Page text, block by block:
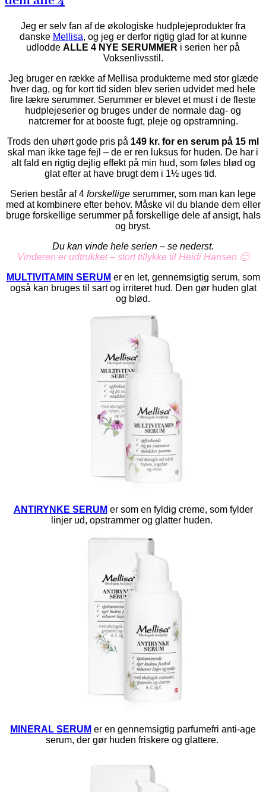
Jeg er selv fan af de økologiske hudplejeprodukter fra
danske Mellisa, og jeg er derfor rigtig glad for at kunne
udlodde ALLE 4 NYE SERUMMER i serien her på
Voksenlivsstil.
Jeg bruger en række af Mellisa produkterne med stor glæde
hver dag, og for kort tid siden blev serien udvidet med hele
fire lækre serummer. Serummer er blevet et must i de fleste
hudplejeserier og bruges under de normale dag- og
natcremer for at booste fugt, pleje og opstramning.
Trods den uhørt gode pris på 149 kr. for en serum på 15 ml
skal man ikke tage fejl – de er ren luksus for huden. De har i
alt fald en rigtig dejlig effekt på min hud, som føles blød og
glat efter at have brugt dem i 1½ uges tid.
Serien består af 4 forskellige serummer, som man kan lege
med at kombinere efter behov. Måske vil du blande dem eller
bruge forskellige serummer på forskellige dele af ansigt, hals
og bryst.
Du kan vinde hele serien – se nederst.
Vinderen er udtrukket – stort tillykke til Heidi Hansen 🙂
MULTIVITAMIN SERUM er en let, gennemsigtig serum, som
også kan bruges til sart og irriteret hud. Den gør huden glat
og blød.
ANTIRYNKE SERUM er som en fyldig creme, som fylder
linjer ud, opstrammer og glatter huden.
MINERAL SERUM er en gennemsigtig parfumefri anti-age
serum, der gør huden friskere og glattere.